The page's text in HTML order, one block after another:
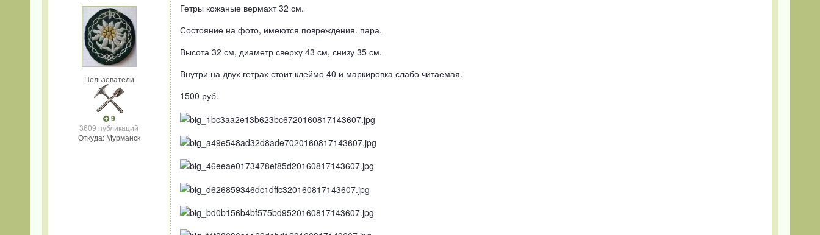
Пользователи
9
3609 публикаций
Откуда: Мурманск
Гетры кожаные вермахт 32 см.
Состояние на фото, имеются повреждения. пара.
Высота 32 см, диаметр сверху 43 см, снизу 35 см.
Внутри на двух гетрах стоит клеймо 40 и маркировка слабо читаемая.
1500 руб.